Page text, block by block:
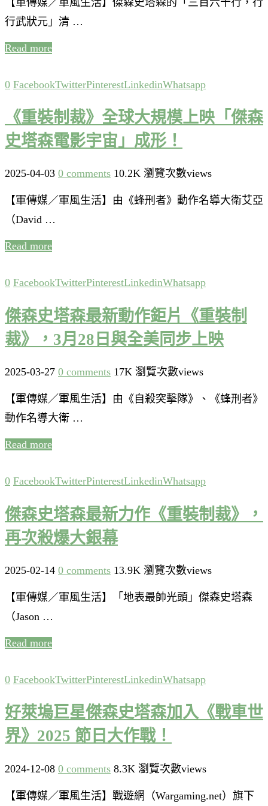
行武狀元」清 …
Read more
0 FacebookTwitterPinterestLinkedinWhatsapp
《重裝制裁》全球大規模上映「傑森
史塔森電影宇宙」成形！
2025-04-03 0 comments 10.2K 瀏覽次數views
【軍傳媒／軍風生活】由《蜂刑者》動作名導大衛艾亞
（David …
Read more
0 FacebookTwitterPinterestLinkedinWhatsapp
傑森史塔森最新動作鉅片《重裝制
裁》，3月28日與全美同步上映
2025-03-27 0 comments 17K 瀏覽次數views
【軍傳媒／軍風生活】由《自殺突擊隊》、《蜂刑者》
動作名導大衛 …
Read more
0 FacebookTwitterPinterestLinkedinWhatsapp
傑森史塔森最新力作《重裝制裁》，
再次殺爆大銀幕
2025-02-14 0 comments 13.9K 瀏覽次數views
【軍傳媒／軍風生活】「地表最帥光頭」傑森史塔森
（Jason …
Read more
0 FacebookTwitterPinterestLinkedinWhatsapp
好萊塢巨星傑森史塔森加入《戰車世
界》2025 節日大作戰！
2024-12-08 0 comments 8.3K 瀏覽次數views
【軍傳媒／軍風生活】戰遊網（Wargaming.net）旗下